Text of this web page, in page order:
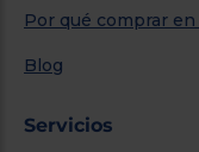
Por qué comprar
Blog
Servicios